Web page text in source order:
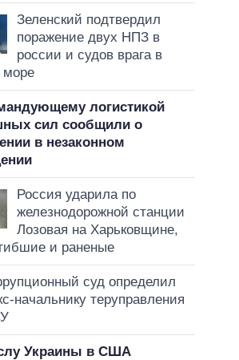
Зеленский подтвердил
поражение двух НПЗ в
россии и судов врага в
море
логистикой
сил сообщили о
в незаконном
Россия ударила по
железнодорожной станции
Лозовая на Харьковщине,
и раненые
суд определил
начальнику теруправления
Украины в США